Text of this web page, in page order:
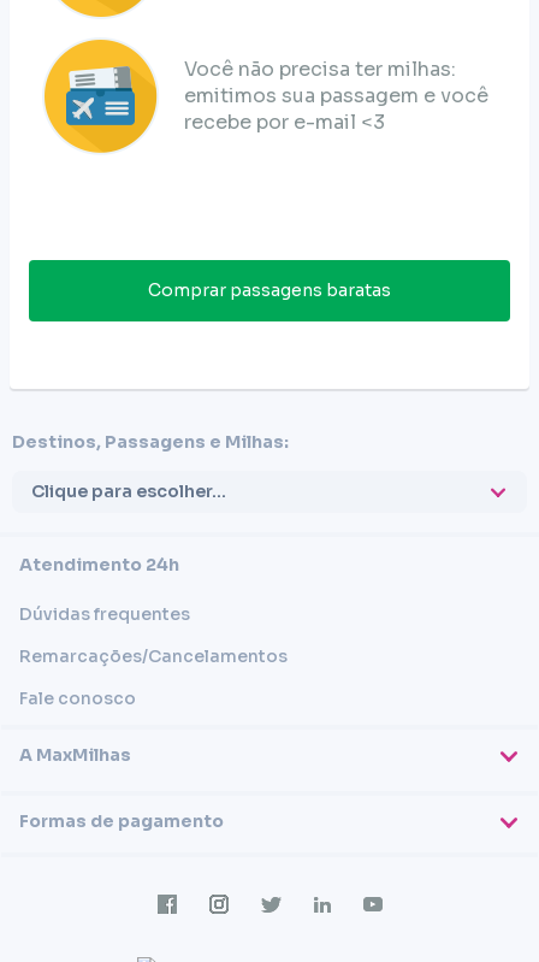
Você não precisa ter milhas:
emitimos sua passagem e você
recebe por e-mail <3
Comprar passagens baratas
Destinos, Passagens e Milhas:
Clique para escolher...
A MaxMilhas
Atendimento 24h
Dúvidas frequentes
Remarcações/Cancelamentos
Fale conosco
Formas de pagamento